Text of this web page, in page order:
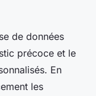
de données
précoce et le
En
les